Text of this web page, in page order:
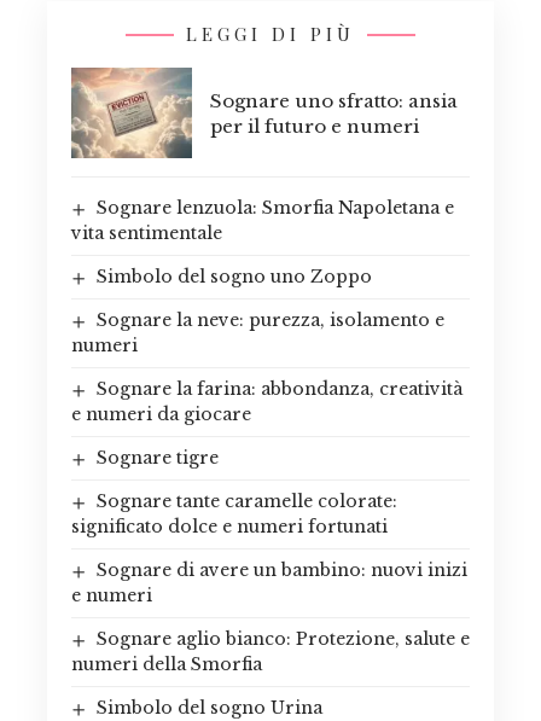
LEGGI DI PIÙ
Sognare uno sfratto: ansia
per il futuro e numeri
Sognare lenzuola: Smorfia Napoletana e
vita sentimentale
Simbolo del sogno uno Zoppo
Sognare la neve: purezza, isolamento e
numeri
Sognare la farina: abbondanza, creatività
e numeri da giocare
Sognare tigre
Sognare tante caramelle colorate:
significato dolce e numeri fortunati
Sognare di avere un bambino: nuovi inizi
e numeri
Sognare aglio bianco: Protezione, salute e
numeri della Smorfia
Simbolo del sogno Urina